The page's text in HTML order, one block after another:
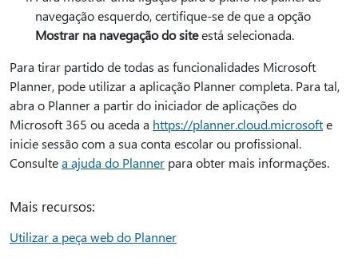
navegação esquerdo, certifique-se de que a opção
Mostrar na navegação do siteestá selecionada.
Para tirar partido de todas as funcionalidades Microsoft
Planner, pode utilizar a aplicação Planner completa. Para tal,
abra o Planner a partir do iniciador de aplicações do
Microsoft 365 ou aceda a https://planner.cloud.microsofte
inicie sessão com a sua conta escolar ou profissional.
Consultea ajuda do Planner para obter mais informações.
Mais recursos:
Utilizar a peça web do Planner